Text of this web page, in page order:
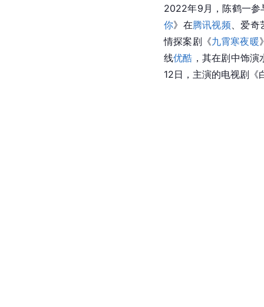
2022年9月，陈鹤一参
你》在腾讯视频、爱奇
情探案剧《九霄寒夜暖
线优酷 ，其在剧中饰演
12日，主演的电视剧《